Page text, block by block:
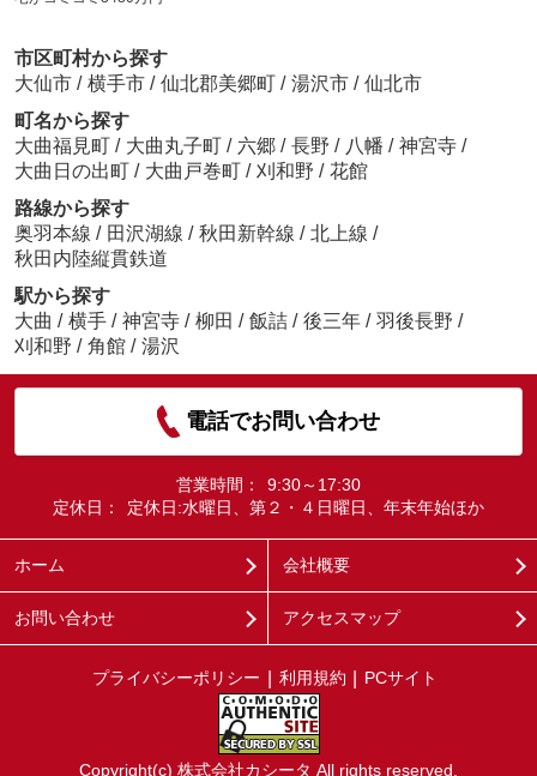
市区町村から探す
大仙市 / 横手市 / 仙北郡美郷町 / 湯沢市 / 仙北市
町名から探す
大曲福見町 / 大曲丸子町 / 六郷 / 長野 / 八幡 / 神宮寺 /
大曲日の出町 / 大曲戸巻町 / 刈和野 / 花館
路線から探す
奥羽本線 / 田沢湖線 / 秋田新幹線 / 北上線 /
秋田内陸縦貫鉄道
駅から探す
大曲 / 横手 / 神宮寺 / 柳田 / 飯詰 / 後三年 / 羽後長野 /
刈和野 / 角館 / 湯沢
電話でお問い合わせ
営業時間：
9:30～17:30
定休日：
定休日:水曜日、第２・４日曜日、年末年始ほか
ホーム 会社概要
お問い合わせ アクセスマップ
プライバシーポリシー 利用規約 PCサイト
Copyright(c) 株式会社カシータ All rights reserved.